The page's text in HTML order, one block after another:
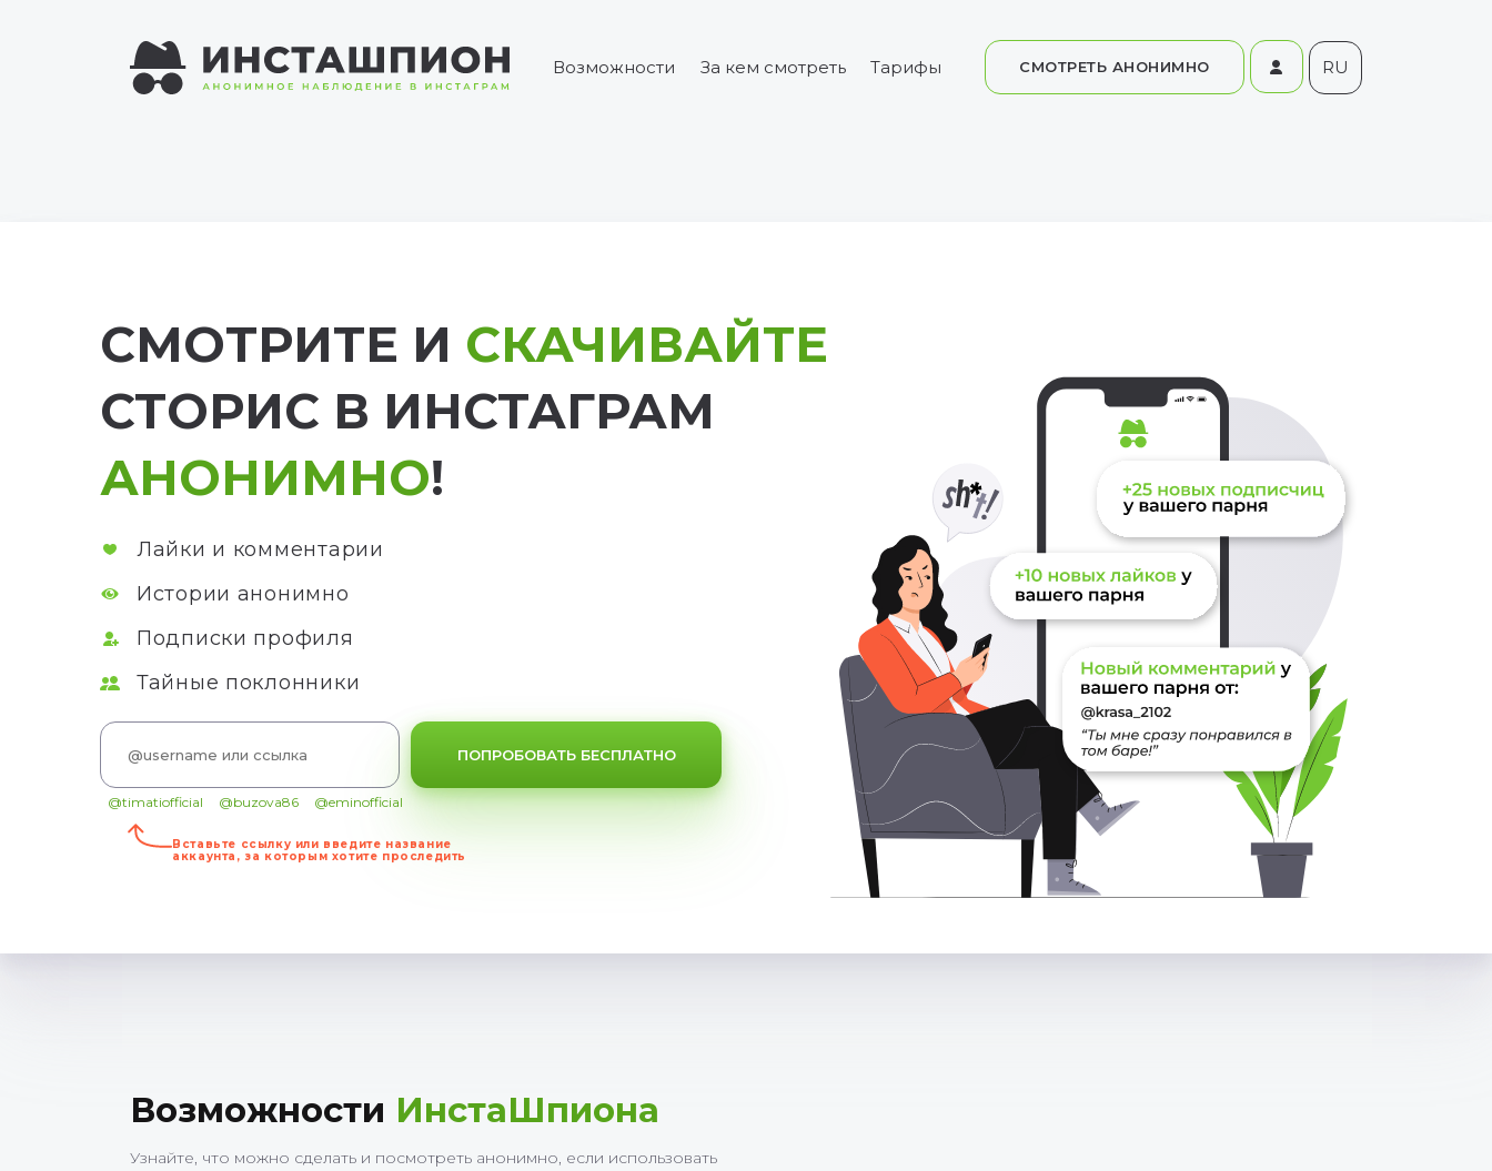
Возможности За кем смотреть Тарифы СМОТРЕТЬ АНОНИМНО RU
СМОТРИТЕ И СКАЧИВАЙТЕ
СТОРИС В ИНСТАГРАМ
АНОНИМНО!
Лайки и комментарии
Истории анонимно
Подписки профиля
Тайные поклонники
@timatiofficial @buzova86 @eminofficial
ПОПРОБОВАТЬ БЕСПЛАТНО
Вставьте ссылку или введите название
аккаунта, за которым хотите проследить
Возможности ИнстаШпиона
Узнайте, что можно сделать и посмотреть анонимно, если использовать